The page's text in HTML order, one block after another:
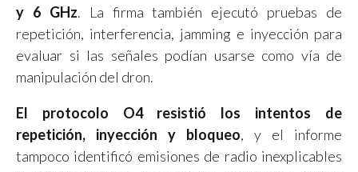
y 6 GHz. La firma también ejecutó pruebas de
repetición, interferencia, jamming e inyección para
evaluar si las señales podían usarse como vía de
manipulación del dron.
El protocolo O4 resistió los intentos de
repetición, inyección y bloqueo, y el informe
tampoco identificó emisiones de radio inexplicables